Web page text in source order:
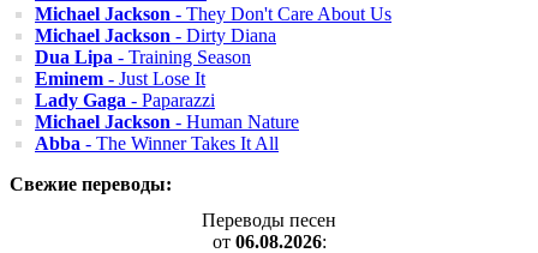
Michael Jackson - They Don't Care About Us
Michael Jackson - Dirty Diana
Dua Lipa - Training Season
Eminem - Just Lose It
Lady Gaga - Paparazzi
Michael Jackson - Human Nature
Abba - The Winner Takes It All
Свежие переводы:
Переводы песен
от 06.08.2026: